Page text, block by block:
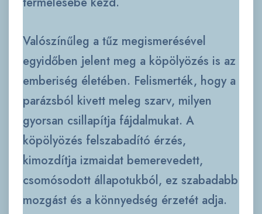
Valószínűleg a tűz megismerésével
egyidőben jelent meg a köpölyözés is az
emberiség életében. Felismerték, hogy a
parázsból kivett meleg szarv, milyen
gyorsan csillapítja fájdalmukat. A
köpölyözés felszabadító érzés,
kimozdítja izmaidat bemerevedett,
csomósodott állapotukból, ez szabadabb
mozgást és a könnyedség érzetét adja.